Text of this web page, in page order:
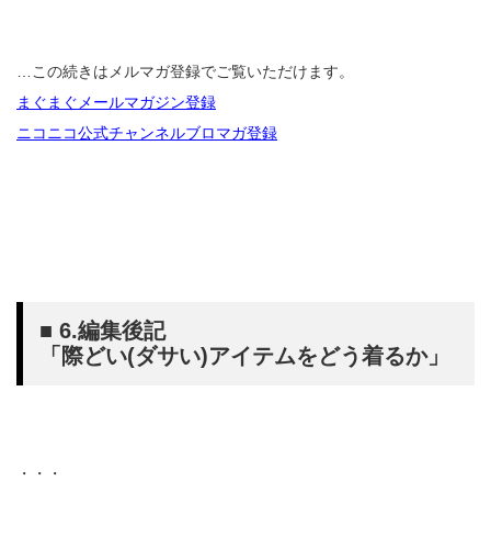
…この続きはメルマガ登録でご覧いただけます。
まぐまぐメールマガジン登録
ニコニコ公式チャンネルブロマガ登録
■ 6.編集後記
「際どい(ダサい)アイテムをどう着るか」
・・・